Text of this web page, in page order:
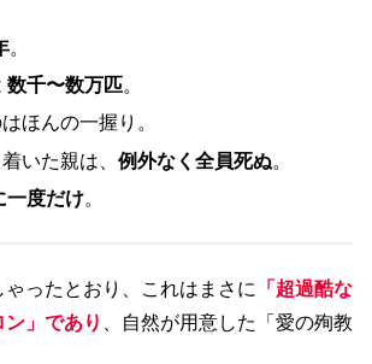
。
数千〜数万匹。
ほんの一握り。
着いた親は、例外なく全員死ぬ。
一度だけ。
ったとおり、これはまさに
「超過酷な
」であり
、自然が用意した「愛の殉教